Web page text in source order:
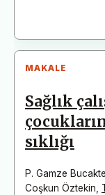
MAKALE
Sağlık
sıklığı
P. Gamze
Coşkun Öztekin